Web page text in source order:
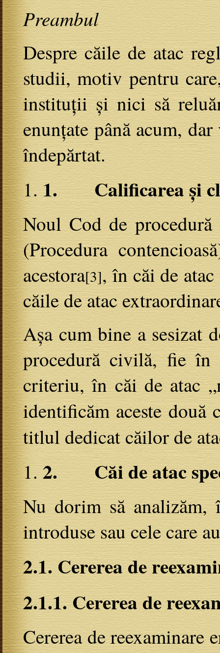
Preambul
Despre căile de atac
studii, motiv pentru
instituții și nici să
enunțate până acum,
îndepărtat.
1.Calificarea și
Noul Cod de
(Procedura
acestora[3], în căi de
căile de atac
Așa cum bine a sesizat
procedură civilă, fie în
criteriu, în căi de atac
identificăm aceste
titlul dedicat căilor de
2.Căi de atac
Nu dorim să analizăm,
introduse sau cele care
2.1. Cererea de
2.1.1. Cererea de
Cererea de reexaminare